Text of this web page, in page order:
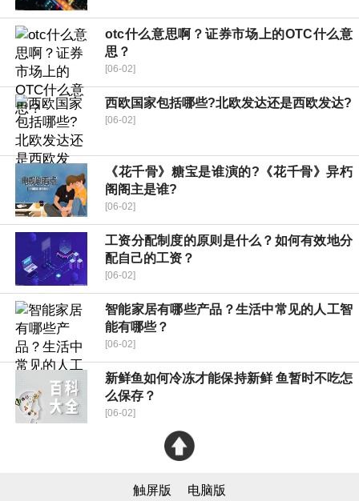
otc什么意思啊？证券市场上的OTC什么意
思？
[06-02]
西欧国家包括哪些?北欧发达还是西欧发达?
[06-02]
《花千骨》糖宝是谁演的?《花千骨》异朽
阁阁主是谁?
[06-02]
工资分配制度的原则是什么？如何有效地分
配自己的工资？
[06-02]
智能家居有哪些产品？生活中常见的人工智
能有哪些？
[06-02]
新鲜鱼如何冷冻才能保持新鲜 鱼暂时不吃怎
么保存？
[06-02]
触屏版 电脑版